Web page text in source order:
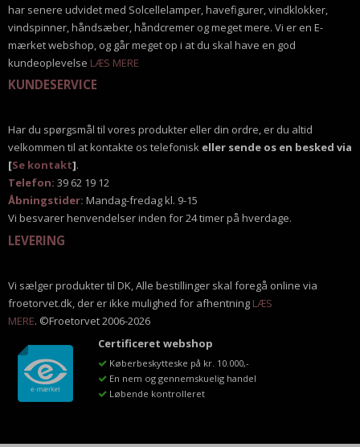
har senere udvidet med Solcellelamper, havefigurer, vindklokker,
vindspinner, håndsæber, håndcremer og meget mere. Vi er en E-
mærket webshop, og går meget op i at du skal have en god
kundeoplevelse LÆS MERE
KUNDESERVICE
Har du spørgsmål til vores produkter eller din ordre, er du altid
velkommen til at kontakte os telefonisk eller sende os en besked via
[Se kontakt].
Telefon: 39 62 19 12
Åbningstider: Mandag-fredag kl. 9-15
Vi besvarer henvendelser inden for 24 timer på hverdage.
LEVERING
Vi sælger produkter til DK, Alle bestillinger skal foregå online via
froetorvet.dk, der er ikke mulighed for afhentning LÆS
MERE. ©Froetorvet 2006-2026
Certificeret webshop
Køberbeskytteske på kr. 10.000,-
En nem og gennemskuelig handel
Løbende kontrolleret